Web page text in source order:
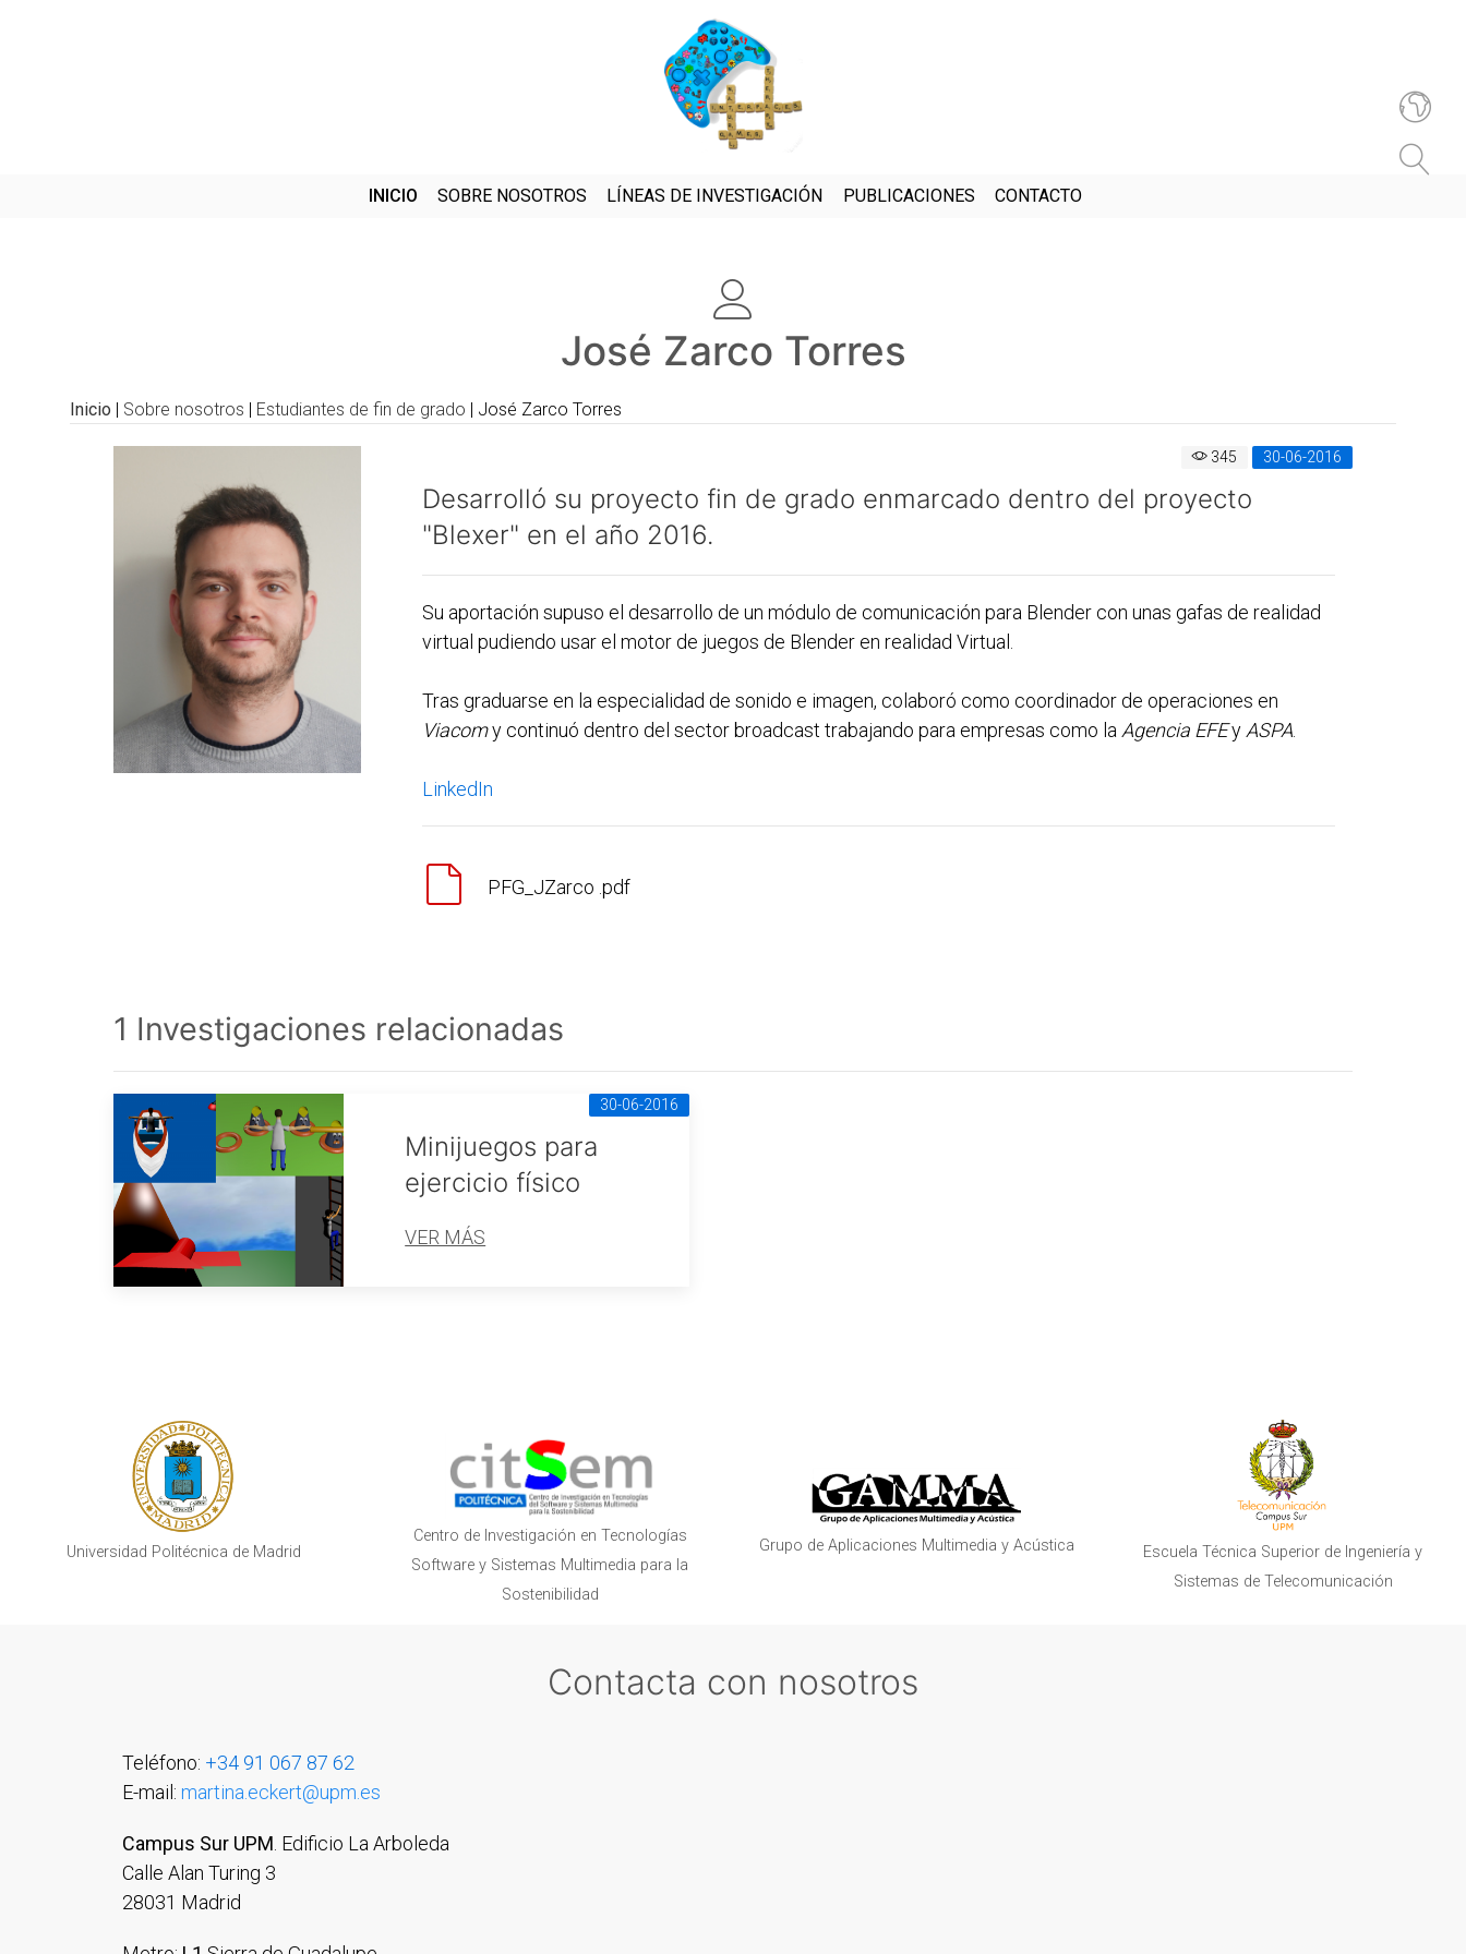
INICIO SOBRE NOSOTROS LÍNEAS DE INVESTIGACIÓN PUBLICACIONES CONTACTO
José Zarco Torres
Inicio | Sobre nosotros | Estudiantes de fin de grado | José Zarco Torres
345 30-06-2016
Desarrolló su proyecto fin de grado enmarcado dentro del proyecto
"Blexer" en el año 2016.
Su aportación supuso el desarrollo de un módulo de comunicación para Blender con unas gafas de realidad
virtual pudiendo usar el motor de juegos de Blender en realidad Virtual.
Tras graduarse en la especialidad de sonido e imagen, colaboró como coordinador de operaciones en
Viacomy continuó dentro del sector broadcast trabajando para empresas como la Agencia EFEy ASPA
LinkedIn
PFG_JZarco .pdf
1 Investigaciones relacionadas
30-06-2016
Minijuegos para
ejercicio físico
VER MÁS
Universidad Politécnica de Madrid
Centro de Investigación en Tecnologías
Software y Sistemas Multimedia para la
Sostenibilidad
Grupo de Aplicaciones Multimedia y Acústica
Escuela Técnica Superior de Ingeniería y
Sistemas de Telecomunicación
Contacta con nosotros
Teléfono: +34 91 067 87 62
E-mail: martina.eckert@upm.es
Campus Sur UPM . Edificio La Arboleda
Calle Alan Turing 3
28031 Madrid